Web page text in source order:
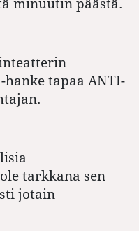
tapaa ANTI-
tarkkana sen
jotain